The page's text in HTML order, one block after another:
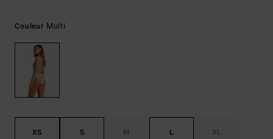
Couleur Multi
XS S M L XL